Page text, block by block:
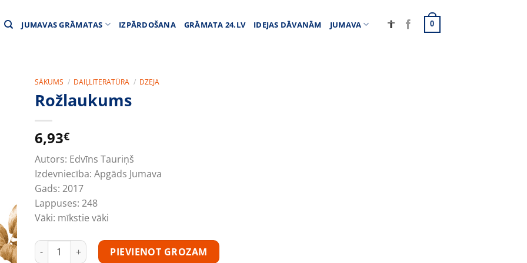
JUMAVAS GRĀMATAS IZPĀRDOŠANA GRĀMATA 24.LV IDEJAS DĀVANĀM JUMAVA 0
SĀKUMS / DAIĻLITERATŪRA / DZEJA
Rožlaukums
6,93€
Autors: Edvīns Tauriņš
Izdevniecība: Apgāds Jumava
Gads: 2017
Lappuses: 248
Vāki: mīkstie vāki
Rožlaukums daudzumsPIEVIENOT GROZAM